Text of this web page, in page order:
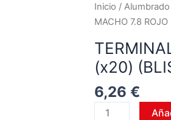
Inicio /
MACHO 7.8
(x20)
6,26 €